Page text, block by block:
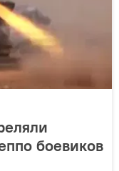
боевиков